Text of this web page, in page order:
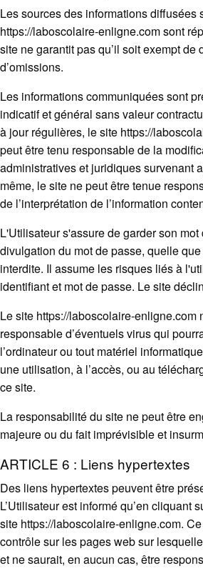
Les sources des informations diffusées
https://laboscolaire-enligne.com sont
site ne garantit pas qu’il soit exempt de
d’omissions.
Les informations communiquées sont
indicatif et général sans valeur
à jour régulières, le site https://
peut être tenu responsable de la
administratives et juridiques survenant
même, le site ne peut être tenue
de l’interprétation de l’information
L'Utilisateur s'assure de garder son
divulgation du mot de passe, quelle
interdite. Il assume les risques liés à
identifiant et mot de passe. Le site
Le site https://laboscolaire-enligne.com
responsable d’éventuels virus qui
l’ordinateur ou tout matériel
une utilisation, à l’accès, ou au
ce site.
La responsabilité du site ne peut être
majeure ou du fait imprévisible et
ARTICLE 6 : Liens hypertextes
Des liens hypertextes peuvent être
L’Utilisateur est informé qu’en cliquant
site https://laboscolaire-enligne.com.
contrôle sur les pages web sur
et ne saurait, en aucun cas, être